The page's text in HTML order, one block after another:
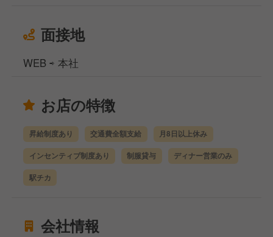
面接地
WEB ⇨ 本社
お店の特徴
昇給制度あり 交通費全額支給 月8日以上休み
インセンティブ制度あり 制服貸与 ディナー営業のみ
駅チカ
会社情報